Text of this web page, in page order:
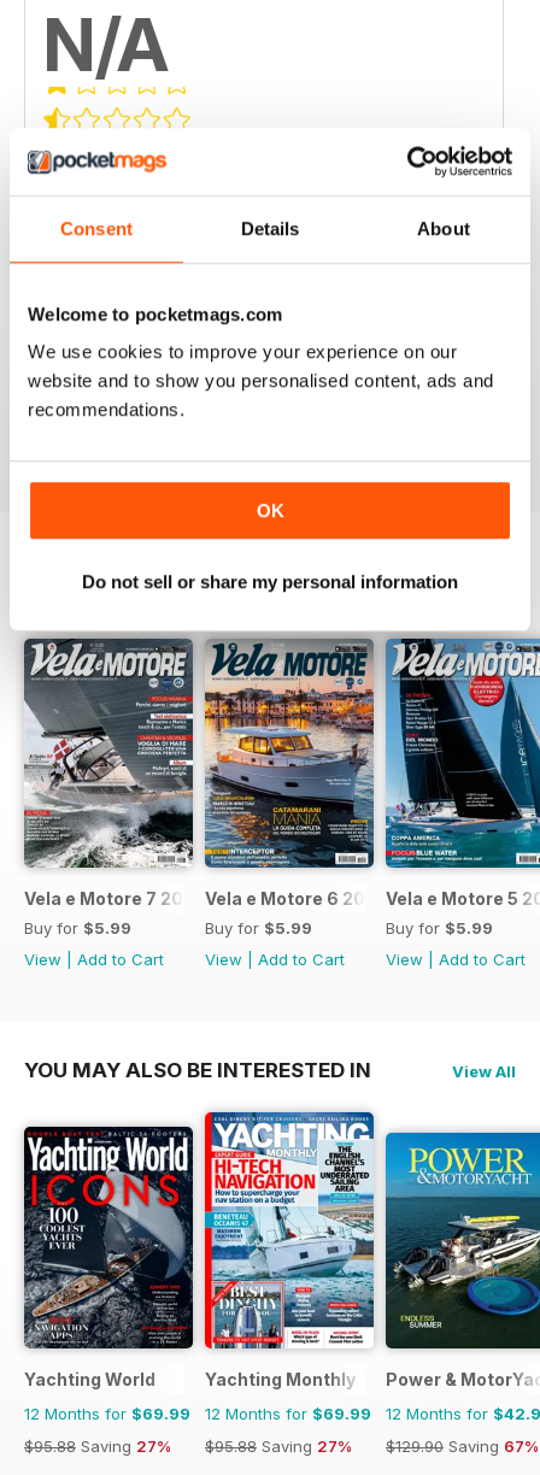
Consent Details About
Welcome to pocketmags.com
We use cookies to improve your experience on our
website and to show you personalised content, ads and
recommendations.
OK
Do not sell or share my personal information
N/A
0
3 0
2
1
BACK ISSUES
Vela e Motore 7 2017
Buy for $5.99
View
Add to Cart
Vela e Motore 6 2017
Buy for $5.99
View
Add to Cart
Vela e Motore 5
Buy for $5.99
View
Add to Cart
YOU MAY ALSO BE INTERESTED IN View All
Yachting World
12 Months for $69.99
$95.88 Saving 27%
Yachting Monthly
12 Months for $69.99
$95.88 Saving 27%
Power &
12 Months for
$129.90 Saving 67%